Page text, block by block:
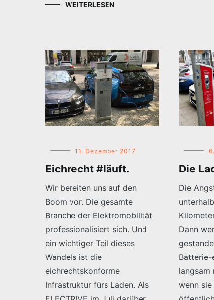
WEITERLESEN
11. Dezember 2017
Eichrecht #läuft.
Wir bereiten uns auf den
Boom vor. Die gesamte
Branche der Elektromobilität
professionalisiert sich. Und
ein wichtiger Teil dieses
Wandels ist die
eichrechtskonforme
Infrastruktur fürs Laden. Als
Die
Die
Dann
Batterie-
langsam
wenn